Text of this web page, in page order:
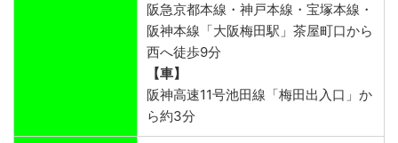
阪急京都本線・神戸本線・宝塚本線・
阪神本線「大阪梅田駅」茶屋町口から
西へ徒歩9分
【車】
阪神高速11号池田線「梅田出入口」か
ら約3分